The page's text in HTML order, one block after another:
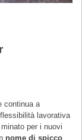
continua a
lavorativa
per i nuovi
nome di spicco